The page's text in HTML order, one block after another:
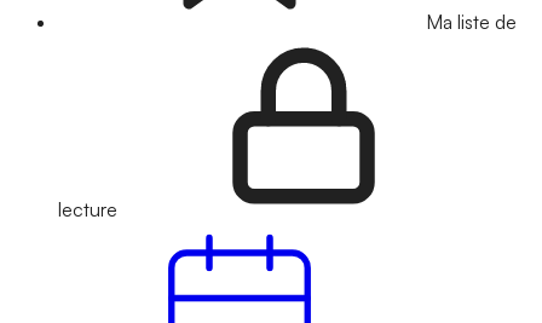
Ma liste de
lecture